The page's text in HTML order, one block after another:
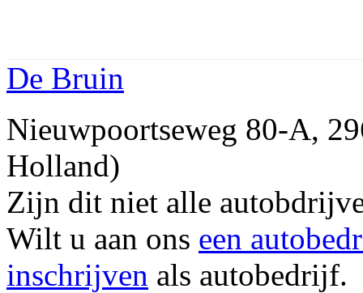
De Bruin
Nieuwpoortseweg 80-A,
Holland)
Zijn dit niet alle
Wilt u aan ons een
inschrijven als autobedrijf.